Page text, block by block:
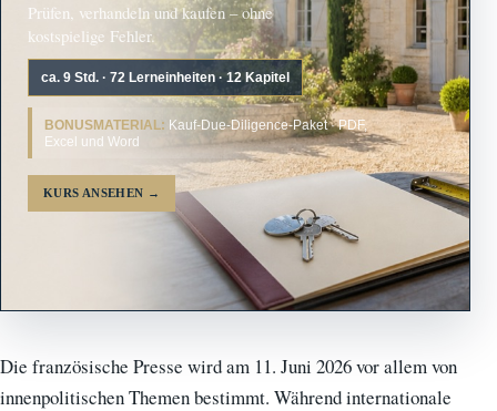
Prüfen, verhandeln und kaufen – ohne
kostspielige Fehler.
ca. 9 Std. · 72 Lerneinheiten · 12 Kapitel
BONUSMATERIAL: Kauf-Due-Diligence-Paket · PDF,
Excel und Word
KURS ANSEHEN →
Die französische Presse wird am 11. Juni 2026 vor allem von
innenpolitischen Themen bestimmt. Während internationale